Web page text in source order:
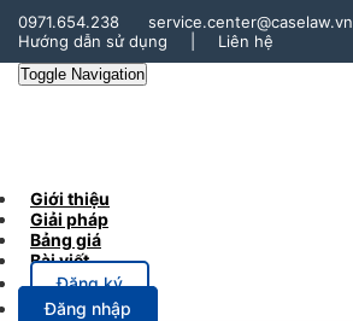
0971.654.238
service.center@caselaw.vn
Hướng dẫn sử dụng
Liên hệ
Toggle Navigation
Giới thiệu
Giải pháp
Bảng giá
Bài viết
Đăng ký
Đăng nhập